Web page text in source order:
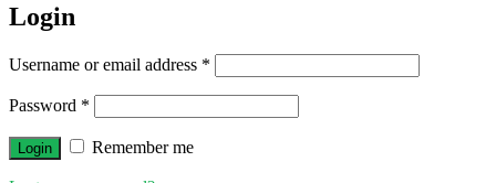
Login
Username or email address *
Password *
Remember me